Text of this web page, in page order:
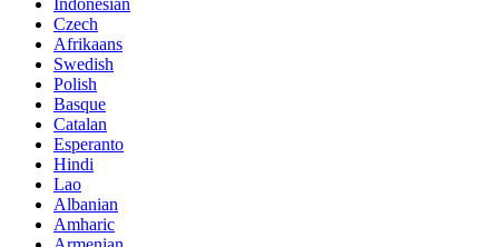
Czech
Afrikaans
Swedish
Polish
Basque
Catalan
Esperanto
Hindi
Lao
Albanian
Amharic